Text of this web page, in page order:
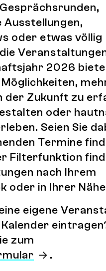
oder etwas völlig
2026
der Zukunft zu
oder
Seien Sie
Termine
Filterfunktion
nach Ihrem
oder in Ihrer
eigene
zum
.